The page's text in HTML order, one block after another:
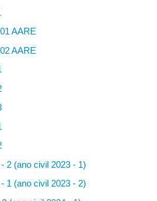
AARE
AARE
2 (ano civil 2023 - 1)
1 (ano civil 2023 - 2)